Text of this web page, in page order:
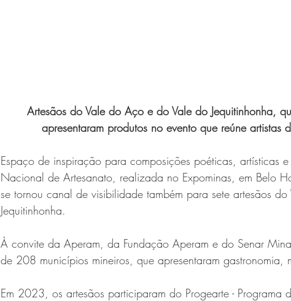
Artesãos do Vale do Aço e do Vale do Jequitinhonha,
apresentaram produtos no evento que reúne artistas
Espaço de inspiração para composições poéticas, artísticas
Nacional de Artesanato, realizada no Expominas, em Belo
se tornou canal de visibilidade também para sete artesãos
Jequitinhonha.
À convite da Aperam, da Fundação Aperam e do Senar
de 208 municípios mineiros, que apresentaram gastronomia,
Em 2023, os artesãos participaram do Progearte - Programa